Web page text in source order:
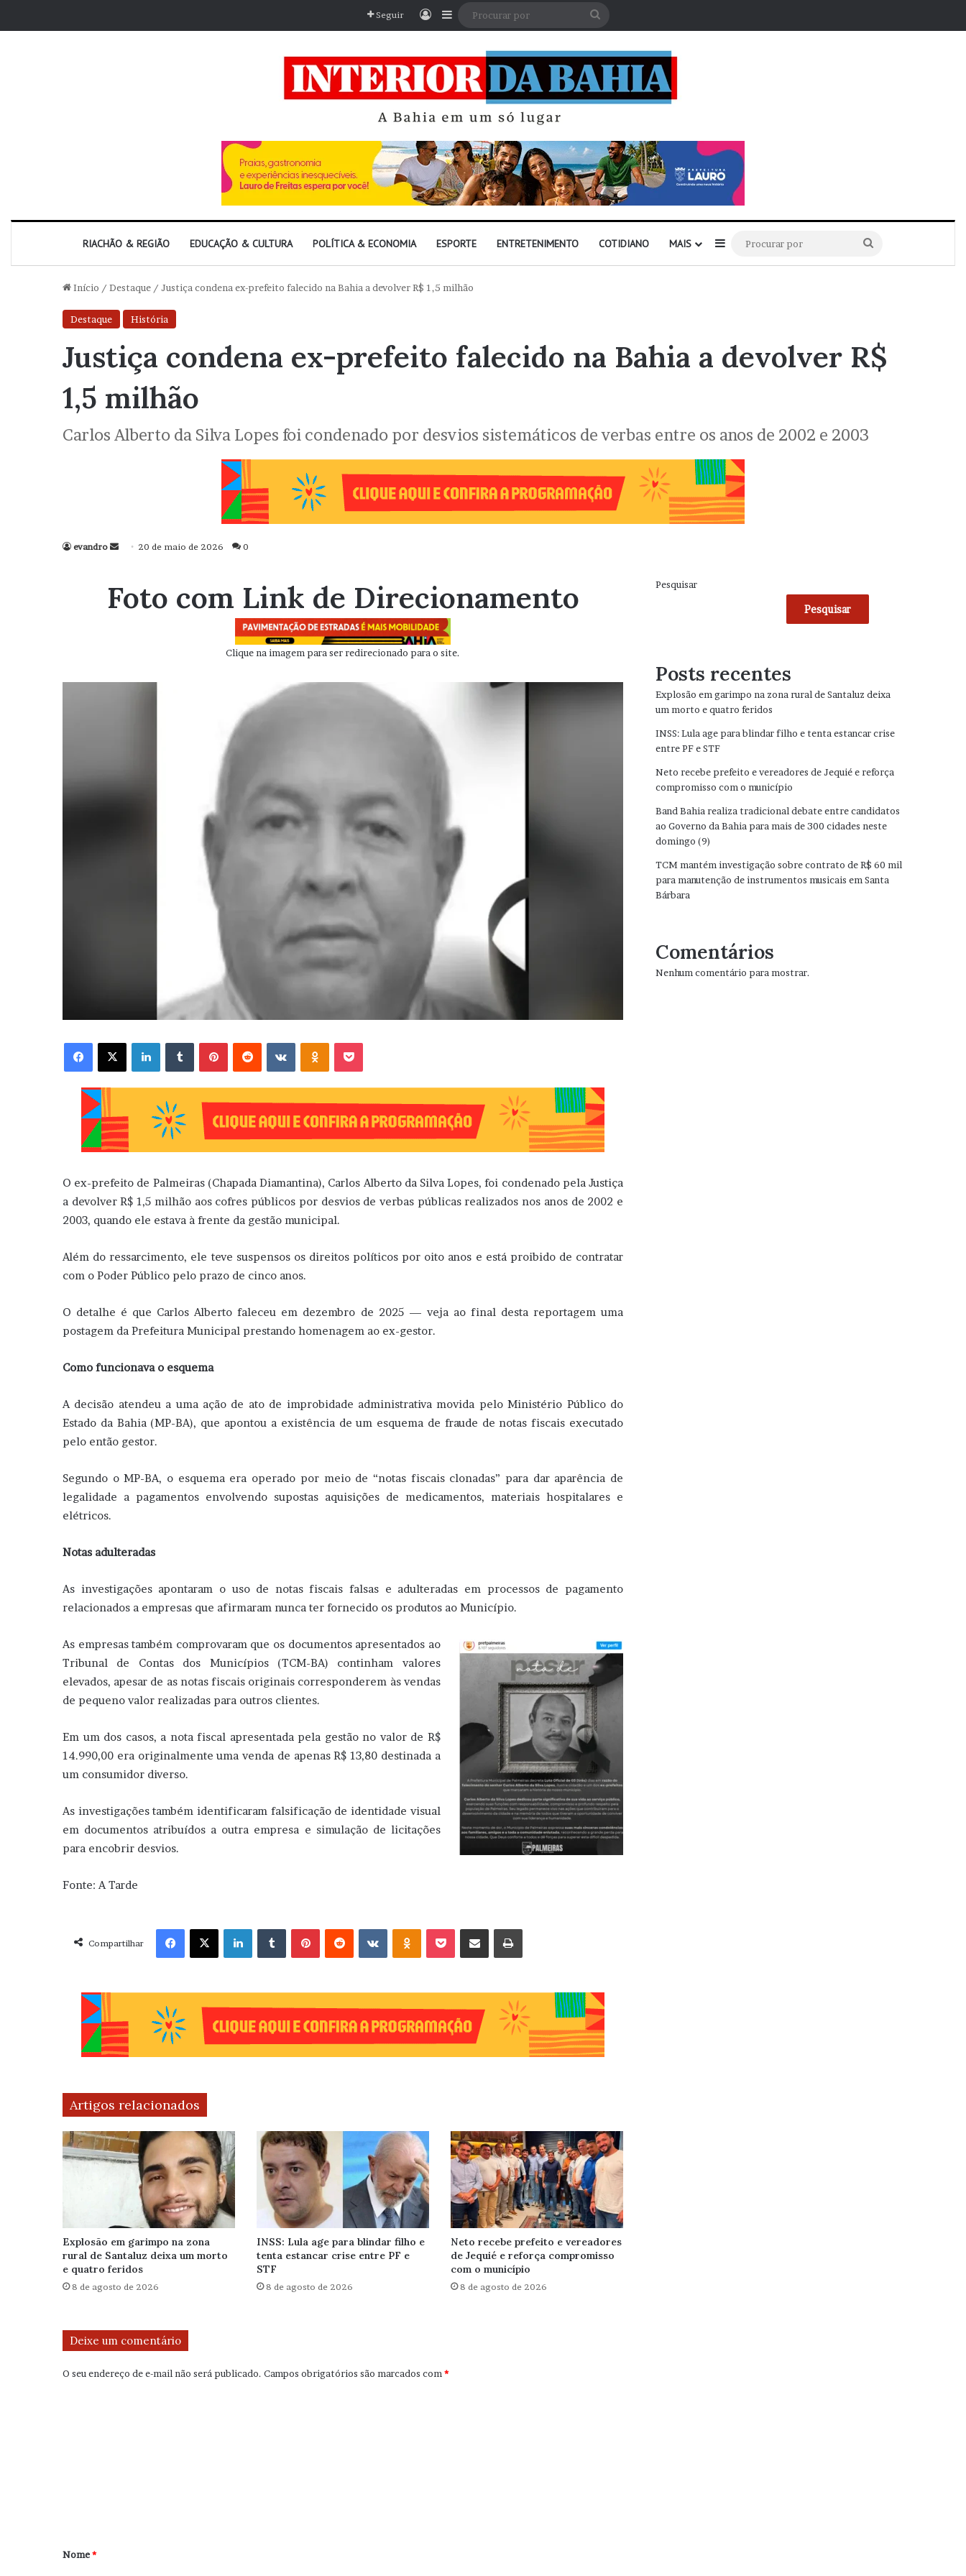
Seguir EntrarBarra Lateral
RIACHÃO & REGIÃO EDUCAÇÃO & CULTURA POLÍTICA & ECONOMIA ESPORTE ENTRETENIMENTO COTIDIANO MAIS Barra Lateral
por
Início / Destaque / Justiça condena ex-prefeito falecido na Bahia a devolver R$ 1,5 milhão
Destaque História
Justiça condena ex-prefeito falecido na Bahia a devolver R$
1,5 milhão
Carlos Alberto da Silva Lopes foi condenado por desvios sistemáticos de verbas entre os anos de 2002 e 2003
evandro
Mande
mail
20 de maio de 2026 0
Foto com Link de Direcionamento
Clique na imagem para ser redirecionado para o site.
Facebook X Linkedin VK OK
O ex-prefeito de Palmeiras (Chapada Diamantina), Carlos Alberto da Silva Lopes, foi condenado pela Justiça
a devolver R$ 1,5 milhão aos cofres públicos por desvios de verbas públicas realizados nos anos de 2002 e
2003, quando ele estava à frente da gestão municipal.
Além do ressarcimento, ele teve suspensos os direitos políticos por oito anos e está proibido de contratar
com o Poder Público pelo prazo de cinco anos.
O detalhe é que Carlos Alberto faleceu em dezembro de 2025 — veja ao final desta reportagem uma
postagem da Prefeitura Municipal prestando homenagem ao ex-gestor.
Como funcionava o esquema
A decisão atendeu a uma ação de ato de improbidade administrativa movida pelo Ministério Público do
Estado da Bahia (MP-BA), que apontou a existência de um esquema de fraude de notas fiscais executado
pelo então gestor.
Segundo o MP-BA, o esquema era operado por meio de “notas fiscais clonadas” para dar aparência de
legalidade a pagamentos envolvendo supostas aquisições de medicamentos, materiais hospitalares e
elétricos.
Notas adulteradas
As investigações apontaram o uso de notas fiscais falsas e adulteradas em processos de pagamento
relacionados a empresas que afirmaram nunca ter fornecido os produtos ao Município.
As empresas também comprovaram que os documentos apresentados ao
Tribunal de Contas dos Municípios (TCM-BA) continham valores
elevados, apesar de as notas fiscais originais corresponderem às vendas
de pequeno valor realizadas para outros clientes.
Em um dos casos, a nota fiscal apresentada pela gestão no valor de R$
14.990,00 era originalmente uma venda de apenas R$ 13,80 destinada a
um consumidor diverso.
As investigações também identificaram falsificação de identidade visual
em documentos atribuídos a outra empresa e simulação de licitações
para encobrir desvios.
Fonte: A Tarde
Compartilhar
Facebook X Linkedin VK OK
Artigos relacionados
Explosão em garimpo na zona
rural de Santaluz deixa um morto
e quatro feridos
8 de agosto de 2026
INSS: Lula age para blindar filho e
tenta estancar crise entre PF e
STF
8 de agosto de 2026
Neto recebe prefeito e vereadores
de Jequié e reforça compromisso
com o município
8 de agosto de 2026
Deixe um comentário
O seu endereço de e-mail não será publicado. Campos obrigatórios são marcados com*
r
Nome*
Pesquisar
Pesquisar
Posts recentes
Explosão em garimpo na zona rural de Santaluz deixa
um morto e quatro feridos
INSS: Lula age para blindar filho e tenta estancar crise
entre PF e STF
Neto recebe prefeito e vereadores de Jequié e reforça
compromisso com o município
Band Bahia realiza tradicional debate entre candidatos
ao Governo da Bahia para mais de 300 cidades neste
domingo (9)
TCM mantém investigação sobre contrato de R$ 60 mil
para manutenção de instrumentos musicais em Santa
Bárbara
Comentários
Nenhum comentário para mostrar.